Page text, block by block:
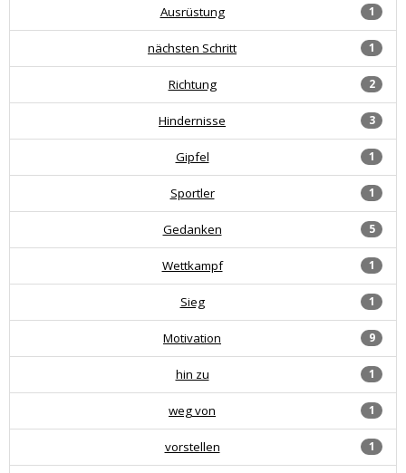
1
Ausrüstung
1
nächsten Schritt
2
Richtung
3
Hindernisse
1
Gipfel
1
Sportler
5
Gedanken
1
Wettkampf
1
Sieg
9
Motivation
1
hin zu
1
weg von
1
vorstellen